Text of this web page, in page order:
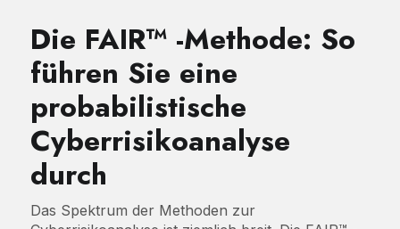
Die FAIR™ -Methode: So
führen Sie eine
probabilistische
Cyberrisikoanalyse
durch
Das Spektrum der Methoden zur